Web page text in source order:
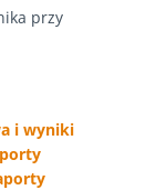
przy
i wyniki